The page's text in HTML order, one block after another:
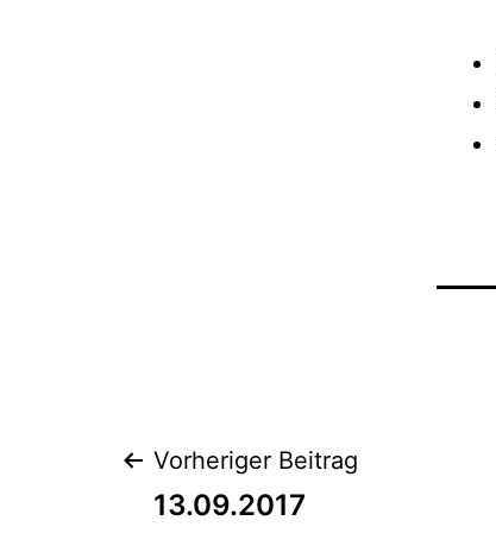
Beitrags-
Vorheriger Beitrag
13.09.2017